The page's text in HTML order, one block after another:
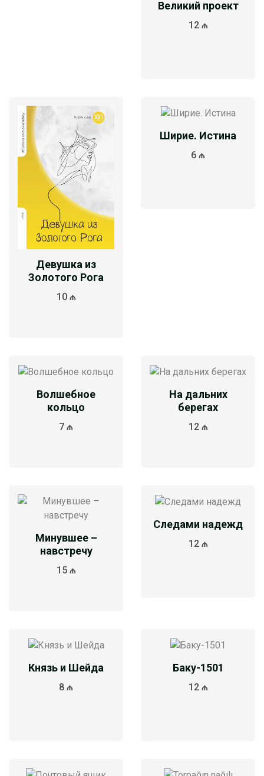
Великий проект
12 ₼
Девушка из
Золотого Рога
10 ₼
Ширие. Истина
6 ₼
Волшебное
кольцо
7 ₼
На дальних
берегах
12 ₼
Минувшее –
навстречу
15 ₼
Следами надежд
12 ₼
Князь и Шейда
8 ₼
Баку-1501
12 ₼